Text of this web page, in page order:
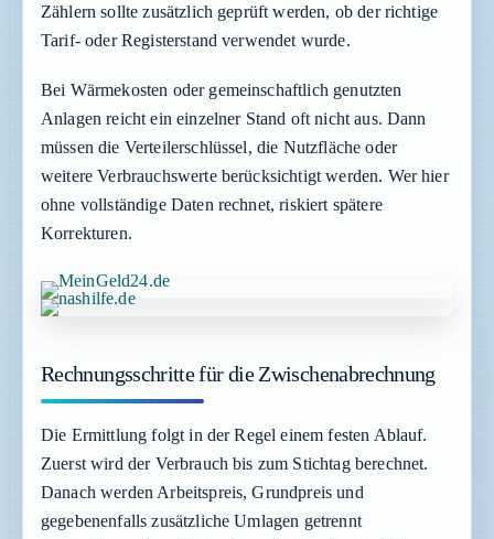
Zählern sollte zusätzlich geprüft werden, ob der richtige
Tarif- oder Registerstand verwendet wurde.
Bei Wärmekosten oder gemeinschaftlich genutzten
Anlagen reicht ein einzelner Stand oft nicht aus. Dann
müssen die Verteilerschlüssel, die Nutzfläche oder
weitere Verbrauchswerte berücksichtigt werden. Wer hier
ohne vollständige Daten rechnet, riskiert spätere
Korrekturen.
Rechnungsschritte für die Zwischenabrechnung
Die Ermittlung folgt in der Regel einem festen Ablauf.
Zuerst wird der Verbrauch bis zum Stichtag berechnet.
Danach werden Arbeitspreis, Grundpreis und
gegebenenfalls zusätzliche Umlagen getrennt